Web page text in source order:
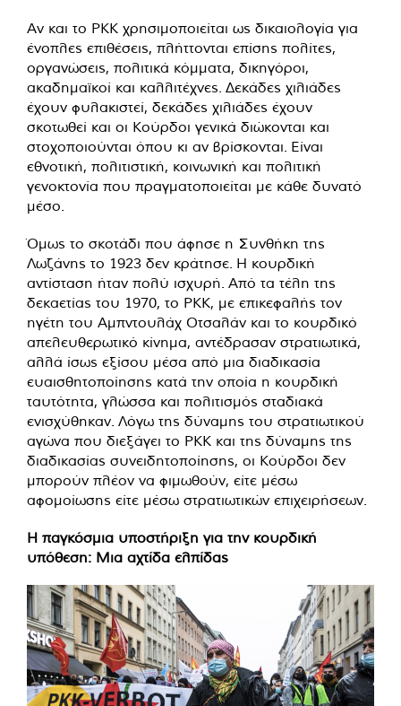
Αν και το PKK χρησιμοποιείται ως δικαιολογία για
ένοπλες επιθέσεις, πλήττονται επίσης πολίτες,
οργανώσεις, πολιτικά κόμματα, δικηγόροι,
ακαδημαϊκοί και καλλιτέχνες. Δεκάδες χιλιάδες
έχουν φυλακιστεί, δεκάδες χιλιάδες έχουν
σκοτωθεί και οι Κούρδοι γενικά διώκονται και
στοχοποιούνται όπου κι αν βρίσκονται. Είναι
εθνοτική, πολιτιστική, κοινωνική και πολιτική
γενοκτονία που πραγματοποιείται με κάθε δυνατό
μέσο.
Όμως το σκοτάδι που άφησε η Συνθήκη της
Λωζάνης το 1923 δεν κράτησε. Η κουρδική
αντίσταση ήταν πολύ ισχυρή. Από τα τέλη της
δεκαετίας του 1970, το PKK, με επικεφαλής τον
ηγέτη του Αμπντουλάχ Οτσαλάν και το κουρδικό
απελευθερωτικό κίνημα, αντέδρασαν στρατιωτικά,
αλλά ίσως εξίσου μέσα από μια διαδικασία
ευαισθητοποίησης κατά την οποία η κουρδική
ταυτότητα, γλώσσα και πολιτισμός σταδιακά
ενισχύθηκαν. Λόγω της δύναμης του στρατιωτικού
αγώνα που διεξάγει το PKK και της δύναμης της
διαδικασίας συνειδητοποίησης, οι Κούρδοι δεν
μπορούν πλέον να φιμωθούν, είτε μέσω
αφομοίωσης είτε μέσω στρατιωτικών επιχειρήσεων.
Η παγκόσμια υποστήριξη για την κουρδική
υπόθεση: Μια αχτίδα ελπίδας